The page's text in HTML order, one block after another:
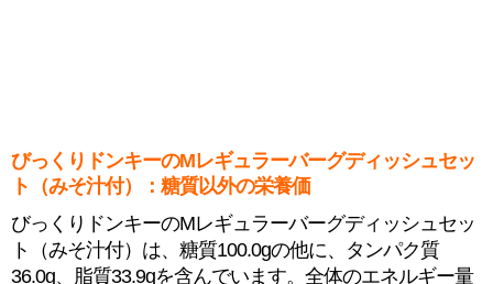
びっくりドンキーのMレギュラーバーグディッシュセッ
ト（みそ汁付）：糖質以外の栄養価
びっくりドンキーのMレギュラーバーグディッシュセッ
ト（みそ汁付）は、糖質100.0gの他に、タンパク質
36.0g、脂質33.9gを含んでいます。全体のエネルギー量